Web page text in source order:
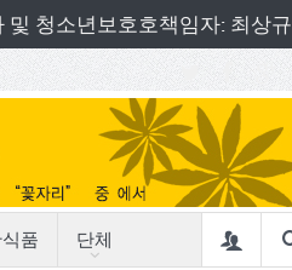
청소년보호호책임자: 최상규
품 단체